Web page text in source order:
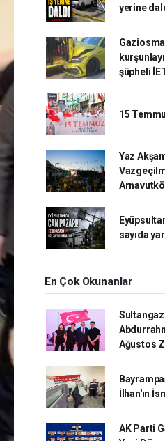
yerine
şüpheli
15
Yaz
sayıda
En Çok Okunanlar
Ağustos
İlhan'ın
AK Parti